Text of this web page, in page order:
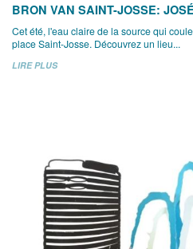
BRON VAN SAINT-JOSSE:
Cet été, l'eau claire de la source qui
place Saint-Josse. Découvrez un lieu...
LIRE PLUS